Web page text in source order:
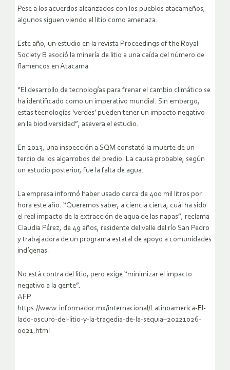
Pese a los acuerdos alcanzados con los pueblos atacameños,
algunos siguen viendo el litio como amenaza.
Este año, un estudio en la revista Proceedings of the Royal
Society B asoció la minería de litio a una caída del número de
flamencos en Atacama.
“El desarrollo de tecnologías para frenar el cambio climático se
ha identificado como un imperativo mundial. Sin embargo,
estas tecnologías ‘verdes’ pueden tener un impacto negativo
en la biodiversidad”, asevera el estudio.
En 2013, una inspección a SQM constató la muerte de un
tercio de los algarrobos del predio. La causa probable, según
un estudio posterior, fue la falta de agua.
La empresa informó haber usado cerca de 400 mil litros por
hora este año. “Queremos saber, a ciencia cierta, cuál ha sido
el real impacto de la extracción de agua de las napas”, reclama
Claudia Pérez, de 49 años, residente del valle del río San Pedro
y trabajadora de un programa estatal de apoyo a comunidades
indígenas.
No está contra del litio, pero exige “minimizar el impacto
negativo a la gente”.
AFP
https://www.informador.mx/internacional/Latinoamerica-El-
lado-oscuro-del-litio-y-la-tragedia-de-la-sequia–20221026-
0021.html